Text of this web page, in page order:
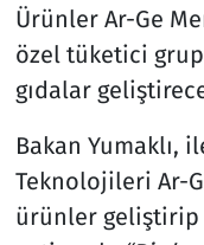
Ürünler Ar-Ge
özel tüketici
gıdalar
Bakan Yumaklı,
Teknolojileri Ar-
ürünler